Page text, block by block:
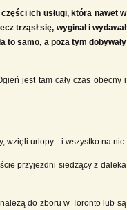
ich usługi, która nawet w
trząsł się, wyginał i wydawał
to samo, a poza tym dobywały
jest tam cały czas obecny i
wzięli urlopy... i wszystko na nic.
przyjezdni siedzący z daleka
do zboru w Toronto lub są